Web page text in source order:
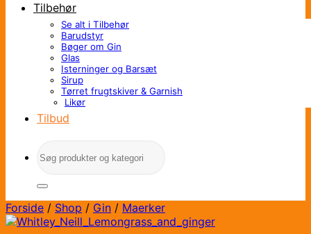
Tilbehør
Se alt i Tilbehør
Barudstyr
Bøger om Gin
Glas
Isterninger og Barsæt
Sirup
Tørret frugtskiver & Garnish
Likør
Tilbud
efter:
Forside / Shop / Gin / Maerker